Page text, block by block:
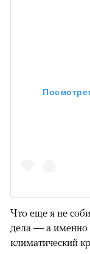
Что еще я не
дела — а именно
климатический